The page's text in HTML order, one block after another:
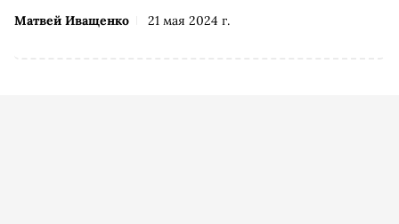
Матвей Иващенко 21 мая 2024 г.